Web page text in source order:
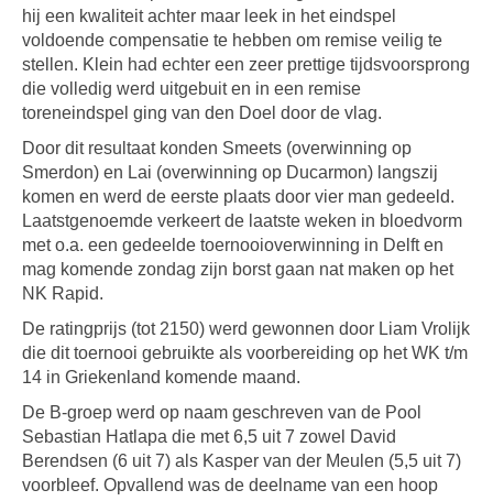
hij een kwaliteit achter maar leek in het eindspel
voldoende compensatie te hebben om remise veilig te
stellen. Klein had echter een zeer prettige tijdsvoorsprong
die volledig werd uitgebuit en in een remise
toreneindspel ging van den Doel door de vlag.
Door dit resultaat konden Smeets (overwinning op
Smerdon) en Lai (overwinning op Ducarmon) langszij
komen en werd de eerste plaats door vier man gedeeld.
Laatstgenoemde verkeert de laatste weken in bloedvorm
met o.a. een gedeelde toernooioverwinning in Delft en
mag komende zondag zijn borst gaan nat maken op het
NK Rapid.
De ratingprijs (tot 2150) werd gewonnen door Liam Vrolijk
die dit toernooi gebruikte als voorbereiding op het WK t/m
14 in Griekenland komende maand.
De B-groep werd op naam geschreven van de Pool
Sebastian Hatlapa die met 6,5 uit 7 zowel David
Berendsen (6 uit 7) als Kasper van der Meulen (5,5 uit 7)
voorbleef. Opvallend was de deelname van een hoop